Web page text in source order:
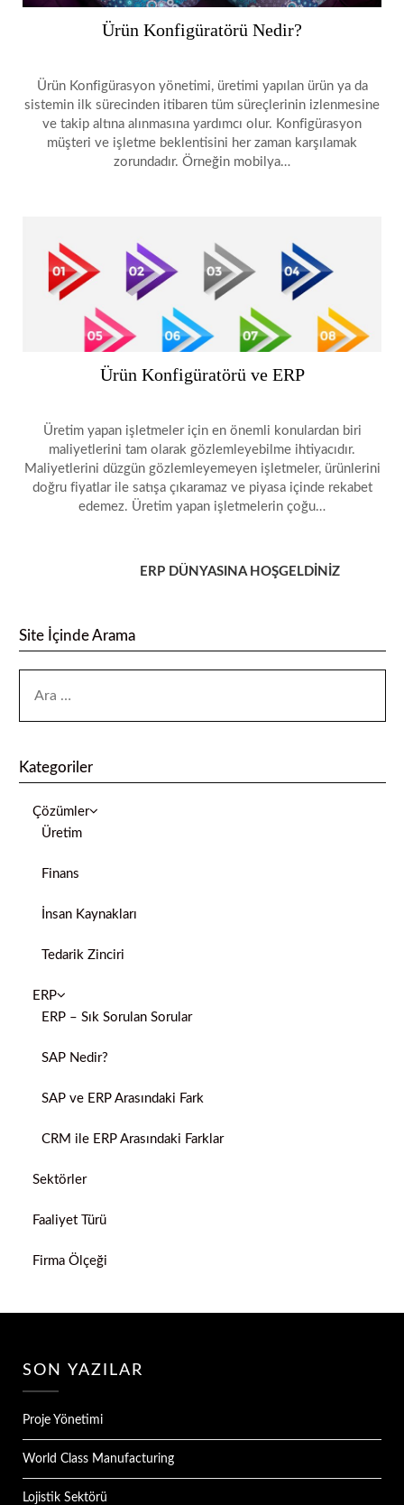
Ürün Konfigüratörü Nedir?
Ürün Konfigürasyon yönetimi, üretimi yapılan ürün ya da
sistemin ilk sürecinden itibaren tüm süreçlerinin izlenmesine
ve takip altına alınmasına yardımcı olur. Konfigürasyon
müşteri ve işletme beklentisini her zaman karşılamak
zorundadır. Örneğin mobilya…
Ürün Konfigüratörü ve ERP
Üretim yapan işletmeler için en önemli konulardan biri
maliyetlerini tam olarak gözlemleyebilme ihtiyacıdır.
Maliyetlerini düzgün gözlemleyemeyen işletmeler, ürünlerini
doğru fiyatlar ile satışa çıkaramaz ve piyasa içinde rekabet
edemez. Üretim yapan işletmelerin çoğu…
ERP DÜNYASINA HOŞGELDİNİZ
Site İçinde Arama
Kategoriler
Çözümler
Üretim
Finans
İnsan Kaynakları
Tedarik Zinciri
ERP
ERP – Sık Sorulan Sorular
SAP Nedir?
SAP ve ERP Arasındaki Fark
CRM ile ERP Arasındaki Farklar
Sektörler
Faaliyet Türü
Firma Ölçeği
SON YAZILAR
Proje Yönetimi
World Class Manufacturing
Lojistik Sektörü